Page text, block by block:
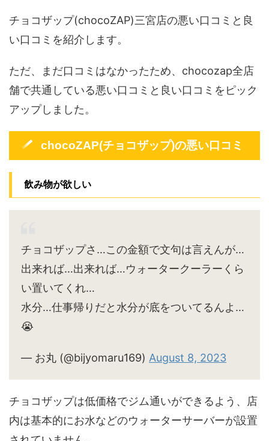
チョコザップ(chocoZAP)三宮店の悪い口コミと良
い口コミを紹介します。
ただ、まだ口コミはなかったため、chocozap全店
舗で共通している悪い口コミと良い口コミをピック
アップしました。
chocoZAP(チョコザップ)の悪い口コミ
飲み物が欲しい
チョコザップさ…この金額で文句は言えんが…
出来れば…出来れば…ウォータークーラーくら
い置いてくれ…
水分…仕事帰りだと水分が底をついてるんよ…
😭
— お丸 (@bijyomaru169) August 8, 2023
チョコザップは低価格でジム通いができるよう、店
内は基本的にお水などのウォーターサーバーが設置